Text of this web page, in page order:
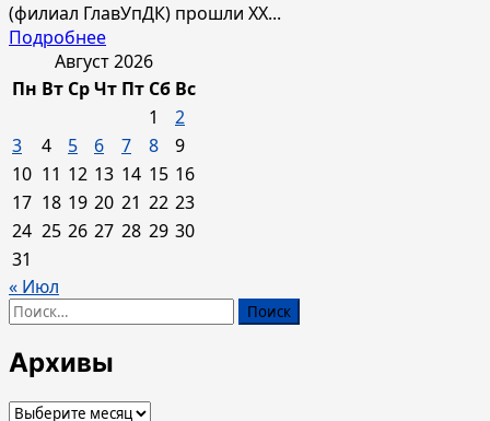
«Завидово»
(филиал ГлавУпДК) прошли XX...
ПодробнееПрочитать
больше
о
Юбилейные
ХХ
Зимние
дипломатические
игры
«Москоу
Кантри
Август 2026
Пн Вт СрЧт Пт Сб Вс
1
2
3
4 5 6 7 8
9
10 11 12 13 14 15 16
17 18 19 20 21 22 23
24 25 26 27 28 29 30
31
« Июл
Найти:
Архивы
Архивы